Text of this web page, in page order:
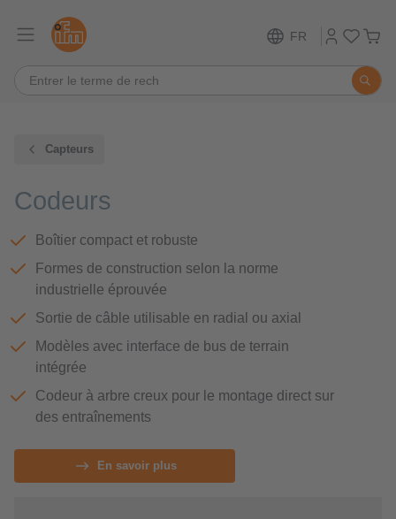
FR
Capteurs
Codeurs
Boîtier compact et robuste
Formes de construction selon la norme
industrielle éprouvée
Sortie de câble utilisable en radial ou axial
Modèles avec interface de bus de terrain
intégrée
Codeur à arbre creux pour le montage direct sur
des entraînements
En savoir plus